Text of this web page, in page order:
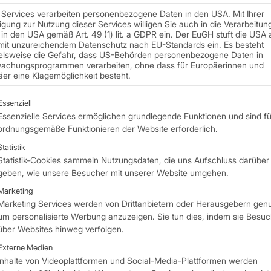
Erfolgreiche
Weiterlesen
und Einblicke
Services verarbeiten personenbezogene Daten in den USA. Mit Ihrer
zur Nutzung dieser Services willigen Sie auch in die
den USA gemäß Art. 49 (1) lit. a GDPR ein. Der EuGH stuft die USA
unzureichendem Datenschutz nach EU-Standards ein. Es besteht
die Gefahr, dass US-Behörden personenbezogene Daten in
verarbeiten, ohne dass für Europäerinnen und
eine Klagemöglichkeit besteht.
eine Liste der Service-Gruppen, für die
Services ermöglichen grundlegende Funktionen und sind
Funktionieren der Website erforderlich.
Cookies sammeln Nutzungsdaten, die uns Aufschluss darüber
wie unsere Besucher mit unserer Website umgehen.
Services werden von Drittanbietern oder Herausgebern
personalisierte Werbung anzuzeigen. Sie tun dies, indem sie
Websites hinweg verfolgen.
Medien
von Videoplattformen und Social-Media-Plattformen werden